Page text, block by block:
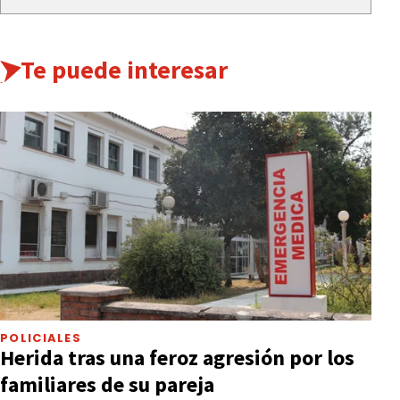
Te puede interesar
POLICIALES
Herida tras una feroz agresión por los
familiares de su pareja